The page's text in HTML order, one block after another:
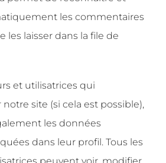
les commentaires
les laisser dans la file de
et utilisatrices qui
site (si cela est possible),
les données
dans leur profil. Tous les